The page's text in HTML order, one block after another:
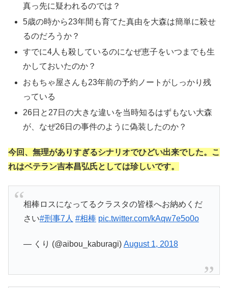
真っ先に疑われるのでは？
5歳の時から23年間も育てた真由を大森は簡単に殺せ
るのだろうか？
すでに4人も殺しているのになぜ恵子をいつまでも生
かしておいたのか？
おもちゃ屋さんも23年前の予約ノートがしっかり残
っている
26日と27日の大きな違いを当時知るはずもない大森
が、なぜ26日の事件のように偽装したのか？
今回、無理がありすぎるシナリオでひどい出来でした。こ
れはベテラン吉本昌弘氏としては珍しいです。
相棒ロスになってるクラスタの皆様へお納めくだ
さい#刑事7人 #相棒 pic.twitter.com/kAqw7e5o0o
— くり (@aibou_kaburagi) August 1, 2018